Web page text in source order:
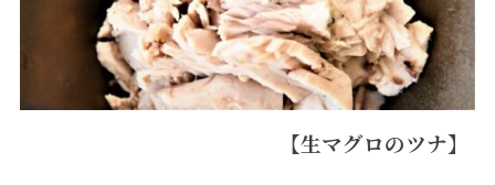
【生マグロのツナ】